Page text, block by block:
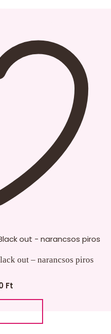
termék
termék
termék
out – narancsos piros
Ft